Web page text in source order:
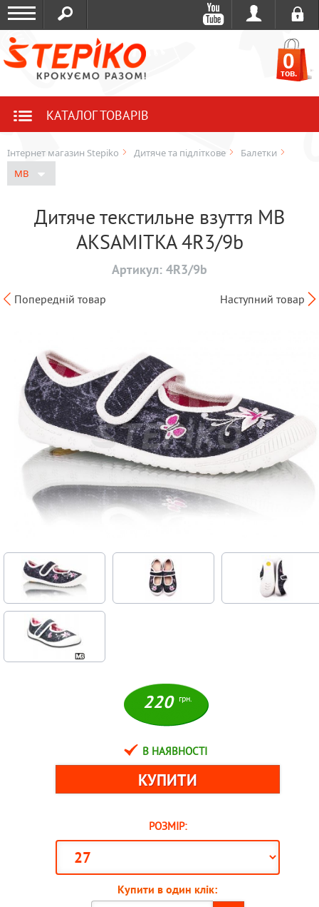
0
тов.
КАТАЛОГ ТОВАРІВ
Інтернет магазин Stepiko Дитяче та підліткове
Балетки
MB
Дитяче текстильне взуття MB
AKSAMITKA 4R3/9b
Артикул: 4R3/9b
Попередній товар Наступний товар
220 грн.
В НАЯВНОСТІ
РОЗМІР:
Купити в один клік: